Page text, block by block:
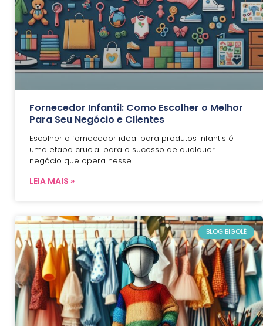
Fornecedor Infantil: Como Escolher o Melhor
Para Seu Negócio e Clientes
Escolher o fornecedor ideal para produtos infantis é
uma etapa crucial para o sucesso de qualquer
negócio que opera nesse
LEIA MAIS »
BLOG BIGOLÊ